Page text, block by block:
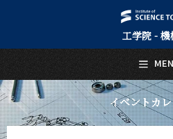
工学院 - 機
イベントカ
日本語
トップページ
Top Page
機械系について
About Us